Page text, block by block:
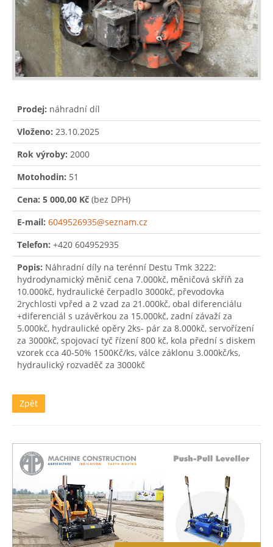
Prodej: náhradní díl
Vloženo: 23.10.2025
Rok výroby: 2000
Motohodin: 51
Cena: 5 000,00 Kč (bez DPH)
E-mail: 6049526935@seznam.cz
Telefon: +420 604952935
Popis: Náhradní díly na terénní Destu Tmk 3222:
hydrodynamický měnič cena 7.000kč, měničová skříň za
10.000kč, hydraulické čerpadlo 3000kč, převodovka
2rychlosti vpřed a 2 vzad za 21.000kč, obal diferenciálu
+diferenciál s uzávěrkou za 15.000kč, zadní závaží za
5.000kč, hydraulické opěry 2ks- pár za 8.000kč, servořízení
za 3000kč, spojovací tyč řízení 800 kč, kola přední s diskem
vzorek cca 40-50% 1500Kč/ks, válce záklonu 3.000kč/ks,
Zpět